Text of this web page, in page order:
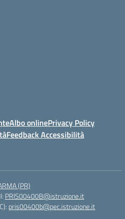
Albo onlinePrivacy Policy
Feedback Accessibilità
(PR)
PRIS00400B@istruzione.it
pris00400b@pec.istruzione.it